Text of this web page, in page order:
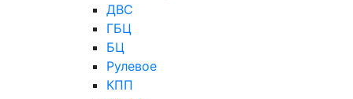
ДВС
ГБЦ
БЦ
Рулевое
КПП